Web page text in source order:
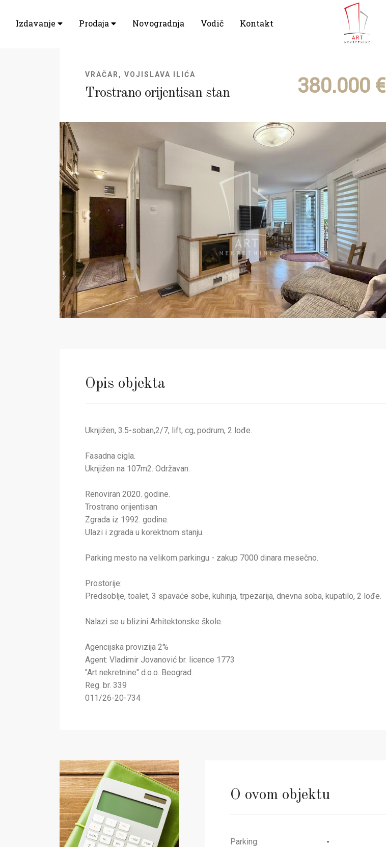
Izdavanje Prodaja Novogradnja Vodič Kontakt
VRAČAR, VOJISLAVA ILIĆA
Trostrano orijentisan stan 380.000 €
Previous
Opis objekta
Uknjižen, 3.5-soban,2/7, lift, cg, podrum, 2 lođe.
Fasadna cigla.
Uknjižen na 107m2. Održavan.
Renoviran 2020. godine.
Trostrano orijentisan
Zgrada iz 1992. godine.
Ulazi i zgrada u korektnom stanju.
Parking mesto na velikom parkingu - zakup 7000 dinara mesečno.
Prostorije:
Predsoblje, toalet, 3 spavaće sobe, kuhinja, trpezarija, dnevna soba, kupatilo, 2 lođe.
Nalazi se u blizini Arhitektonske škole.
Agencijska provizija 2%
Agent: Vladimir Jovanović br. licence 1773
"Art nekretnine" d.o.o. Beograd.
Reg. br. 339
011/26-20-734
O ovom objektu
Parking: -